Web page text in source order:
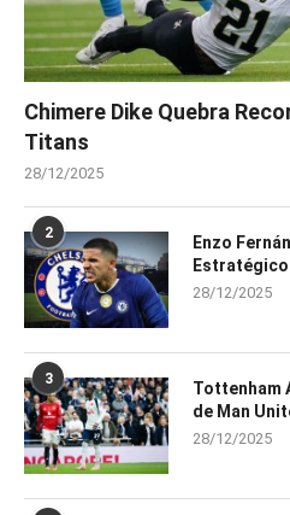
Chimere Dike Quebra
Titans
28/12/2025
2
Enzo
28/12/2025
3
Tottenham
de Man
28/12/2025